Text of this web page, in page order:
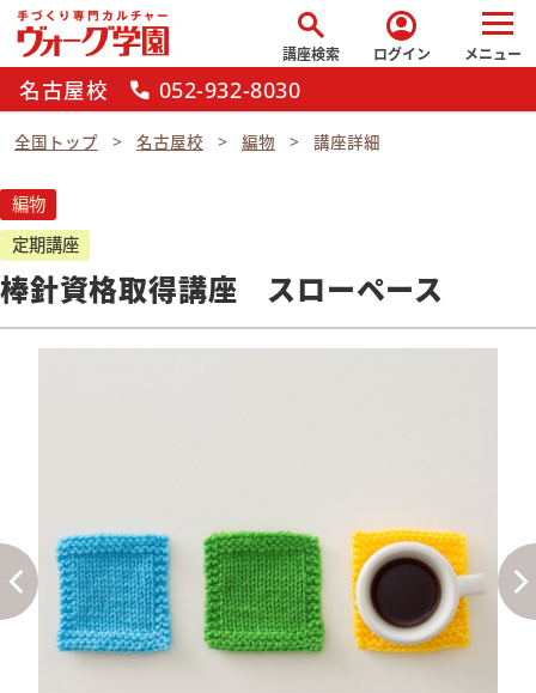
search
講座検索
account_circle
ログイン メニュー
名古屋校 call 052-932-8030
全国トップ 名古屋校 編物 講座詳細
編物
定期講座
棒針資格取得講座 スローペース